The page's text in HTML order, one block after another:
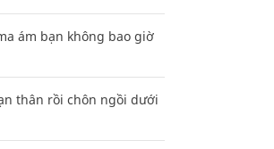
ám bạn không bao giờ
thân rồi chôn ngồi dưới